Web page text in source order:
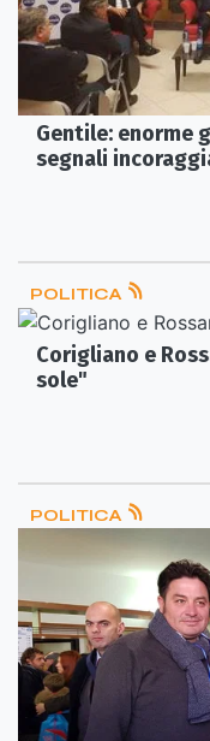
Gentile: enorme
segnali
POLITICA
Corigliano e
sole"
POLITICA